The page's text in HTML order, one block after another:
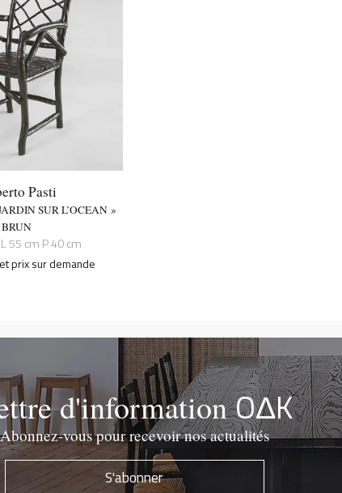
Pasti
SUR L’OCEAN »
BRUN
55 cm P 40 cm
prix sur demande
d'informationOΔK
Abonnez-vous pour recevoir nos actualités
S'abonner